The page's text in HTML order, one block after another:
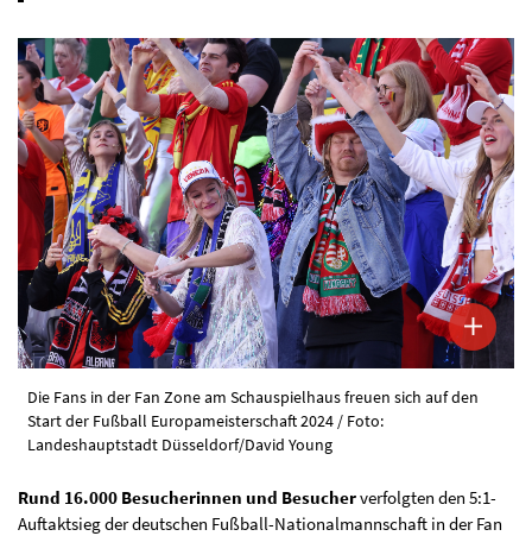
Die Fans in der Fan Zone am Schauspielhaus freuen sich auf den
Start der Fußball Europameisterschaft 2024 / Foto:
Landeshauptstadt Düsseldorf/David Young
Rund 16.000 Besucherinnen und Besucherverfolgten den 5:1-
Auftaktsieg der deutschen Fußball-Nationalmannschaft in der Fan